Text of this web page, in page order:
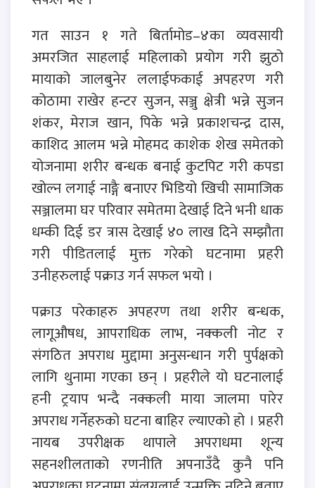
गत साउन १ गते बिर्तामोड–४का व्यवसायी
अमरजित साहलाई महिलाको प्रयोग गरी झुठो
मायाको जालबुनेर ललाईफकाई अपहरण गरी
कोठामा राखेर हन्टर सुजन, सञ्जु क्षेत्री भन्ने सुजन
शंकर, मेराज खान, पिके भन्ने प्रकाशचन्द्र दास,
काशिद आलम भन्ने मोहमद काशेक शेख समेतको
योजनामा शरीर बन्धक बनाई कुटपिट गरी कपडा
खोल्न लगाई नाङ्गै बनाएर भिडियो खिची सामाजिक
सञ्जालमा घर परिवार समेतमा देखाई दिने भनी धाक
धम्की दिई डर त्रास देखाई ४० लाख दिने सम्झौता
गरी पीडितलाई मुक्त गरेको घटनामा प्रहरी
उनीहरुलाई पक्राउ गर्न सफल भयो ।
पक्राउ परेकाहरु अपहरण तथा शरीर बन्धक,
लागूऔषध, आपराधिक लाभ, नक्कली नोट र
संगठित अपराध मुद्दामा अनुसन्धान गरी पुर्पक्षको
लागि थुनामा गएका छन् । प्रहरीले यो घटनालाई
हनी ट्रयाप भन्दै नक्कली माया जालमा पारेर
अपराध गर्नेहरुको घटना बाहिर ल्याएको हो । प्रहरी
नायब उपरीक्षक थापाले अपराधमा शून्य
सहनशीलताको रणनीति अपनाउँदै कुनै पनि